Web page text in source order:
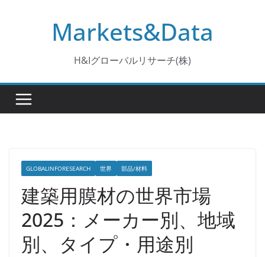
Markets&Data
H&Iグローバルリサーチ(株)
GLOBALINFORESEARCH 世界 部品/材料
建築用膜材の世界市場
2025：メーカー別、地域
別、タイプ・用途別